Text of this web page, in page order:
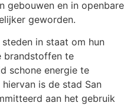
gebouwen en in openbare
geworden.
in staat om hun
brandstoffen te
schone energie te
is de stad San
aan het gebruik